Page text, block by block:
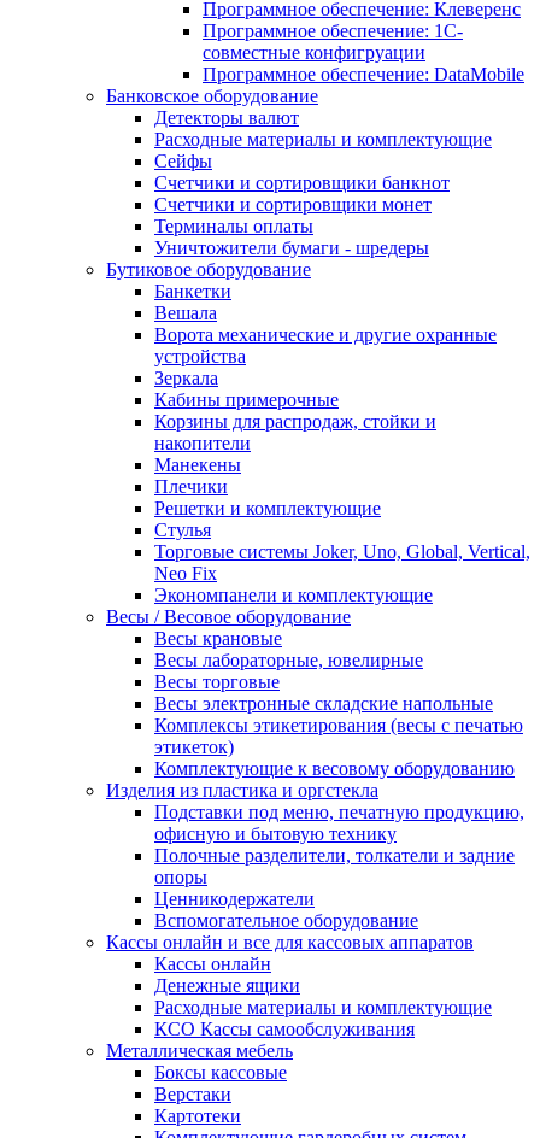
Программное обеспечение: Клеверенс
Программное обеспечение: 1С-
совместные конфигруации
Программное обеспечение: DataMobile
Банковское оборудование
Детекторы валют
Расходные материалы и комплектующие
Сейфы
Счетчики и сортировщики банкнот
Счетчики и сортировщики монет
Терминалы оплаты
Уничтожители бумаги - шредеры
Бутиковое оборудование
Банкетки
Вешала
Ворота механические и другие охранные
устройства
Зеркала
Кабины примерочные
Корзины для распродаж, стойки и
накопители
Манекены
Плечики
Решетки и комплектующие
Стулья
Торговые системы Joker, Uno, Global, Vertical,
Neo Fix
Экономпанели и комплектующие
Весы / Весовое оборудование
Весы крановые
Весы лабораторные, ювелирные
Весы торговые
Весы электронные складские напольные
Комплексы этикетирования (весы с печатью
этикеток)
Комплектующие к весовому оборудованию
Изделия из пластика и оргстекла
Подставки под меню, печатную продукцию,
офисную и бытовую технику
Полочные разделители, толкатели и задние
опоры
Ценникодержатели
Вспомогательное оборудование
Кассы онлайн и все для кассовых аппаратов
Кассы онлайн
Денежные ящики
Расходные материалы и комплектующие
КСО Кассы самообслуживания
Металлическая мебель
Боксы кассовые
Верстаки
Картотеки